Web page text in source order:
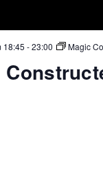
18:45 -23:00 Magic